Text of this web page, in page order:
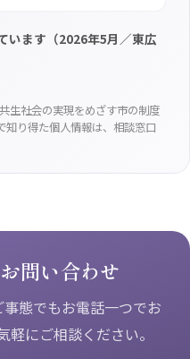
います（2026年5月／東広
生社会の実現をめざす市の制度
知り得た個人情報は、相談窓口
問い合わせ
態でもお電話一つでお
にご相談ください。